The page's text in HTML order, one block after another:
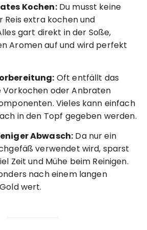
Kochen:Du musst keine
Reis extra kochen und
gart direkt in der Soße,
Aromen auf und wird perfekt
Oft entfällt das
Vorkochen oder Anbraten
Vieles kann einfach
in den Topf gegeben werden.
Abwasch: Da nur ein
verwendet wird, sparst
Zeit und Mühe beim Reinigen.
nach einem langen
wert.